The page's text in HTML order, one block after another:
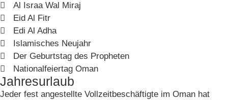
Al Israa Wal Miraj
Eid Al Fitr
Edi Al Adha
Islamisches Neujahr
Der Geburtstag des Propheten
Nationalfeiertag Oman
Jahresurlaub
Jeder fest angestellte Vollzeitbeschäftigte im Oman hat